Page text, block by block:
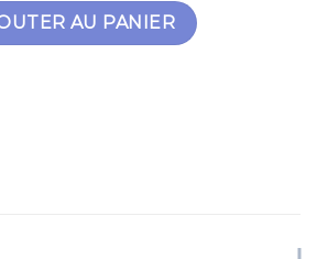
femme élégant
AU PANIER